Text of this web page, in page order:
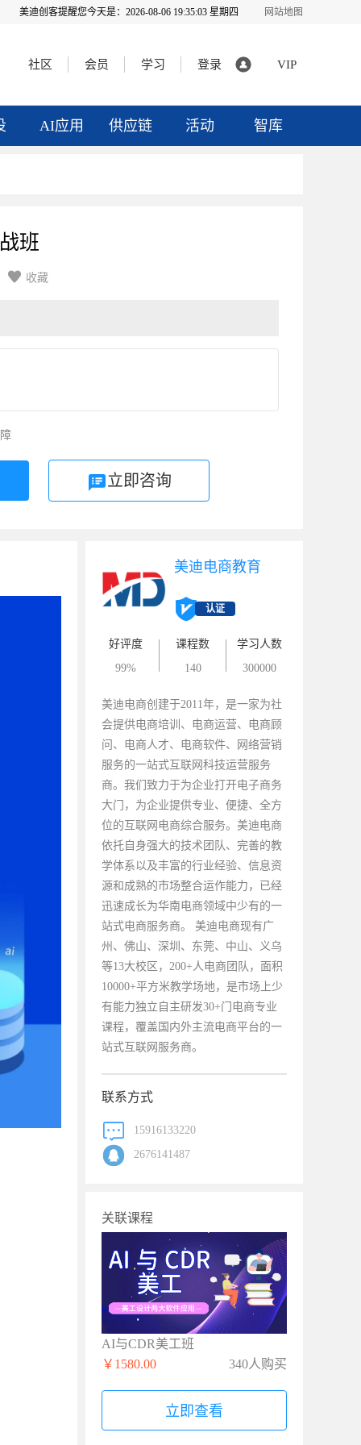
美迪创客提醒您今天是： 2026-08-06 19:35:04 星期四 网站地图
社区 会员 学习 登录 VIP
AI应用 供应链 活动 智库
班
 收藏
立即咨询
美迪电商教育
认证
好评度
99%
课程数
140
学习人数
300000
美迪电商创建于2011年，是一家为社
会提供电商培训、电商运营、电商顾
问、电商人才、电商软件、网络营销
服务的一站式互联网科技运营服务
商。我们致力于为企业打开电子商务
大门，为企业提供专业、便捷、全方
位的互联网电商综合服务。美迪电商
依托自身强大的技术团队、完善的教
学体系以及丰富的行业经验、信息资
源和成熟的市场整合运作能力，已经
迅速成长为华南电商领域中少有的一
站式电商服务商。 美迪电商现有广
州、佛山、深圳、东莞、中山、义乌
等13大校区，200+人电商团队，面积
10000+平方米教学场地，是市场上少
有能力独立自主研发30+门电商专业
课程，覆盖国内外主流电商平台的一
站式互联网服务商。
联系方式
15916133220
2676141487
关联课程
AI与CDR美工班
￥1580.00
340人购买
立即查看